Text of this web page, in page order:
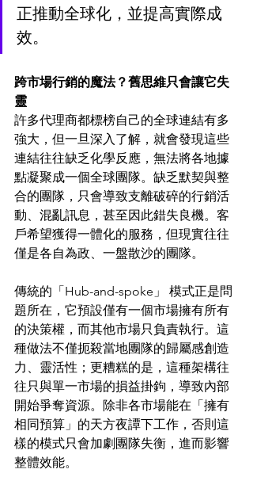
正推動全球化，並提高實際成
效。
跨市場行銷的魔法？舊思維只會讓它失
靈
許多代理商都標榜自己的全球連結有多
強大，但一旦深入了解，就會發現這些
連結往往缺乏化學反應，無法將各地據
點凝聚成一個全球團隊。缺乏默契與整
合的團隊，只會導致支離破碎的行銷活
動、混亂訊息，甚至因此錯失良機。客
戶希望獲得一體化的服務，但現實往往
僅是各自為政、一盤散沙的團隊。
傳統的「Hub-and-spoke」 模式正是問
題所在，它預設僅有一個市場擁有所有
的決策權，而其他市場只負責執行。這
種做法不僅扼殺當地團隊的歸屬感創造
力、靈活性；更糟糕的是，這種架構往
往只與單一市場的損益掛鉤，導致內部
開始爭奪資源。除非各市場能在「擁有
相同預算」的天方夜譚下工作，否則這
樣的模式只會加劇團隊失衡，進而影響
整體效能。